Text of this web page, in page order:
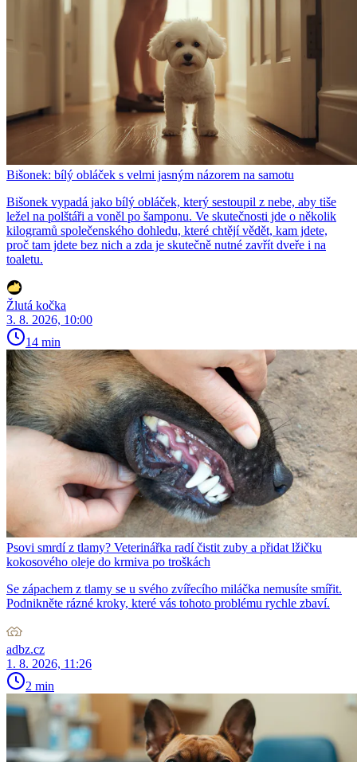
Bišonek: bílý obláček s velmi jasným názorem na samotu
Bišonek vypadá jako bílý obláček, který sestoupil z nebe, aby tiše
ležel na polštáři a voněl po šamponu. Ve skutečnosti jde o několik
kilogramů společenského dohledu, které chtějí vědět, kam jdete,
proč tam jdete bez nich a zda je skutečně nutné zavřít dveře i na
toaletu.
Žlutá kočka
3. 8. 2026, 10:00
14 min
Psovi smrdí z tlamy? Veterinářka radí čistit zuby a přidat lžičku
kokosového oleje do krmiva po troškách
Se zápachem z tlamy se u svého zvířecího miláčka nemusíte smířit.
Podnikněte rázné kroky, které vás tohoto problému rychle zbaví.
adbz.cz
1. 8. 2026, 11:26
2 min